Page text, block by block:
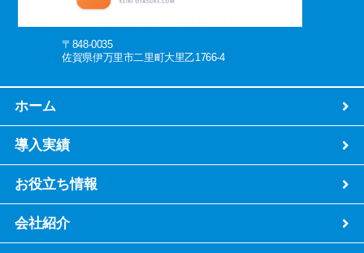
〒848-0035
佐賀県伊万里市二里町大里乙1766-4
ホーム
導入実績
お役立ち情報
会社紹介